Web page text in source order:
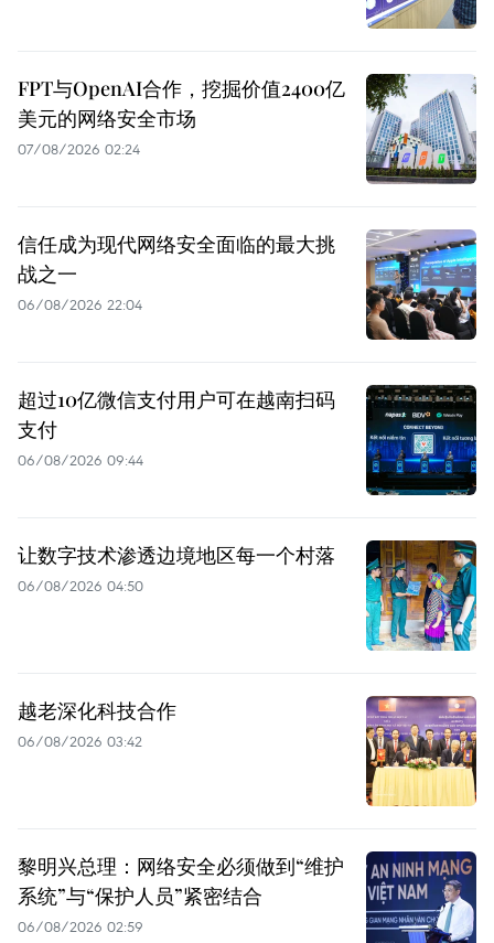
FPT与OpenAI合作，挖掘价值2400亿
美元的网络安全市场
07/08/2026 02:24
信任成为现代网络安全面临的最大挑
战之一
06/08/2026 22:04
超过10亿微信支付用户可在越南扫码
支付
06/08/2026 09:44
让数字技术渗透边境地区每一个村落
06/08/2026 04:50
越老深化科技合作
06/08/2026 03:42
黎明兴总理：网络安全必须做到“维护
系统”与“保护人员”紧密结合
06/08/2026 02:59